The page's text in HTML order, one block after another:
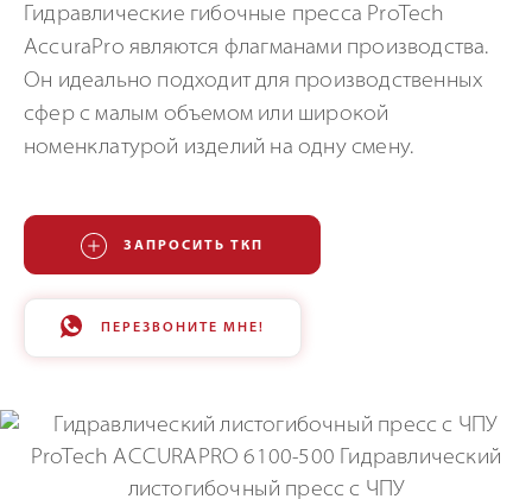
Гидравлические гибочные пресса ProTech
AccuraPro являются флагманами производства.
Он идеально подходит для производственных
сфер с малым объемом или широкой
номенклатурой изделий на одну смену.
ЗАПРОСИТЬ ТКП
ПЕРЕЗВОНИТЕ МНЕ!